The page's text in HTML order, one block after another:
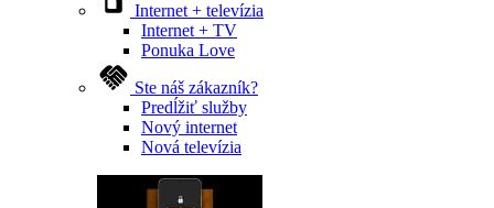
Internet + televízia
Internet + TV
Ponuka Love
Ste náš zákazník?
Predĺžiť služby
Nový internet
Nová televízia